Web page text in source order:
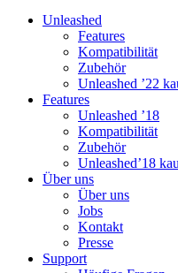
Unleashed
Features
Kompatibilität
Zubehör
Unleashed ’22
Features
Unleashed ’18
Kompatibilität
Zubehör
Unleashed’18
Über uns
Über uns
Jobs
Kontakt
Presse
Support